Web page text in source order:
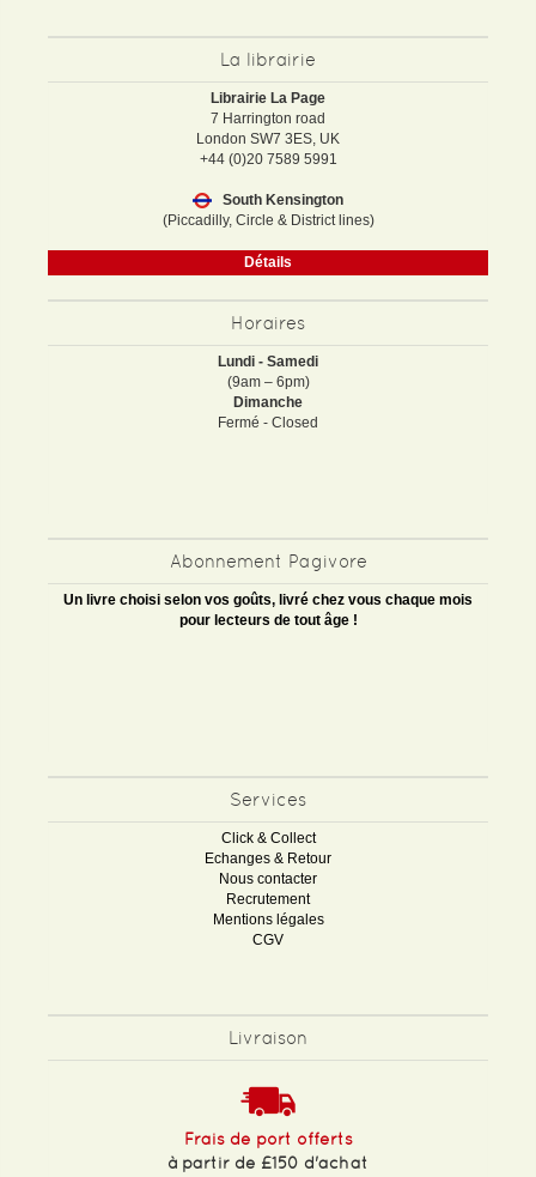
La librairie
Librairie La Page
7 Harrington road
London SW7 3ES, UK
+44 (0)20 7589 5991
South Kensington
(Piccadilly, Circle & District lines)
Détails
Horaires
Lundi - Samedi
(9am – 6pm)
Dimanche
Fermé - Closed
Abonnement Pagivore
Un livre choisi selon vos goûts, livré chez vous chaque mois
pour lecteurs de tout âge !
Services
Click & Collect
Echanges & Retour
Nous contacter
Recrutement
Mentions légales
CGV
Livraison
Frais de port offerts
à partir de £150 d'achat